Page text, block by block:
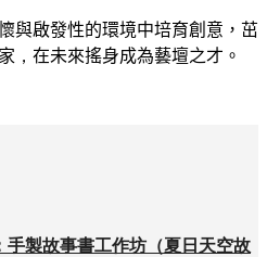
與啟發性的環境中培育創意，茁
， 在未來搖身成為藝壇之才。
手製故事書工作坊（夏日天空故